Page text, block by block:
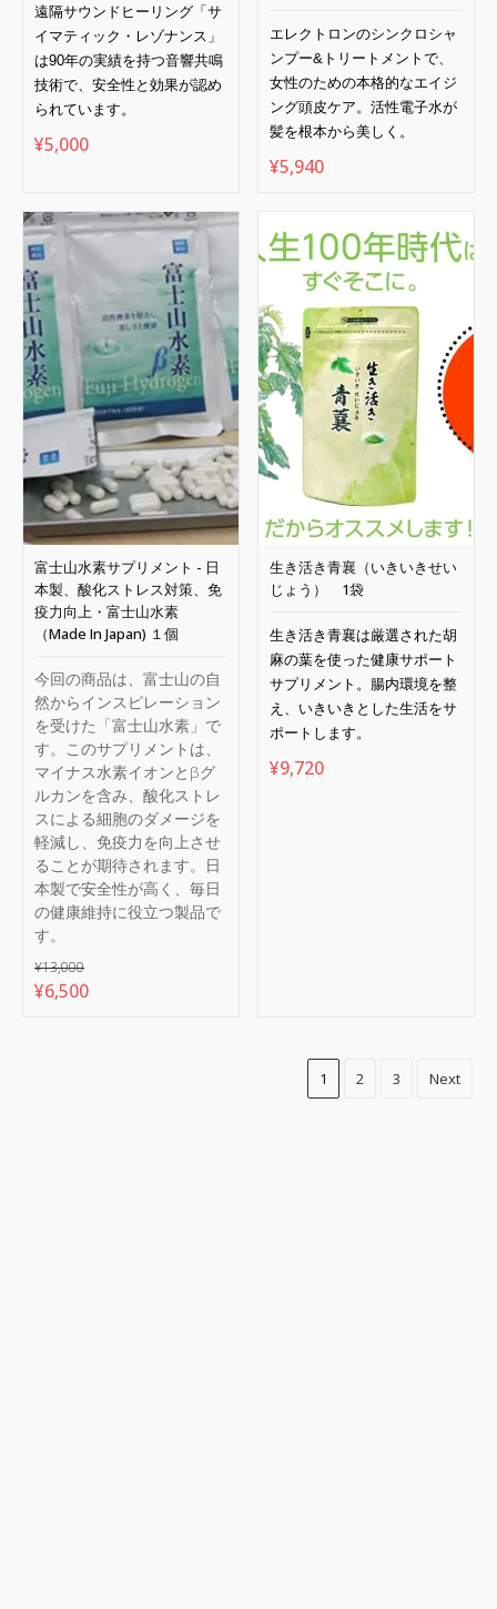
遠隔サウンドヒーリング「サ
イマティック・レゾナンス」
は90年の実績を持つ音響共鳴
技術で、安全性と効果が認め
られています。
¥5,000
エレクトロンのシンクロシャ
ンプー&トリートメントで、
女性のための本格的なエイジ
ング頭皮ケア。活性電子水が
髪を根本から美しく。
¥5,940
富士山水素サプリメント - 日
本製、酸化ストレス対策、免
疫力向上・富士山水素
（Made In Japan) １個
今回の商品は、富士山の自
然からインスピレーション
を受けた「富士山水素」で
す。このサプリメントは、
マイナス水素イオンとβグ
ルカンを含み、酸化ストレ
スによる細胞のダメージを
軽減し、免疫力を向上させ
ることが期待されます。日
本製で安全性が高く、毎日
の健康維持に役立つ製品で
す。
¥13,000
元
¥6,500現
生き活き青襄（いきいきせい
じょう） 1袋
生き活き青襄は厳選された胡
麻の葉を使った健康サポート
サプリメント。腸内環境を整
え、いきいきとした生活をサ
ポートします。
¥9,720
1 2 3 Next